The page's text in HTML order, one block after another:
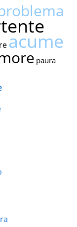
acume
paura